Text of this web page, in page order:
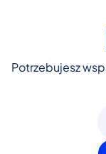
Potrzebujesz